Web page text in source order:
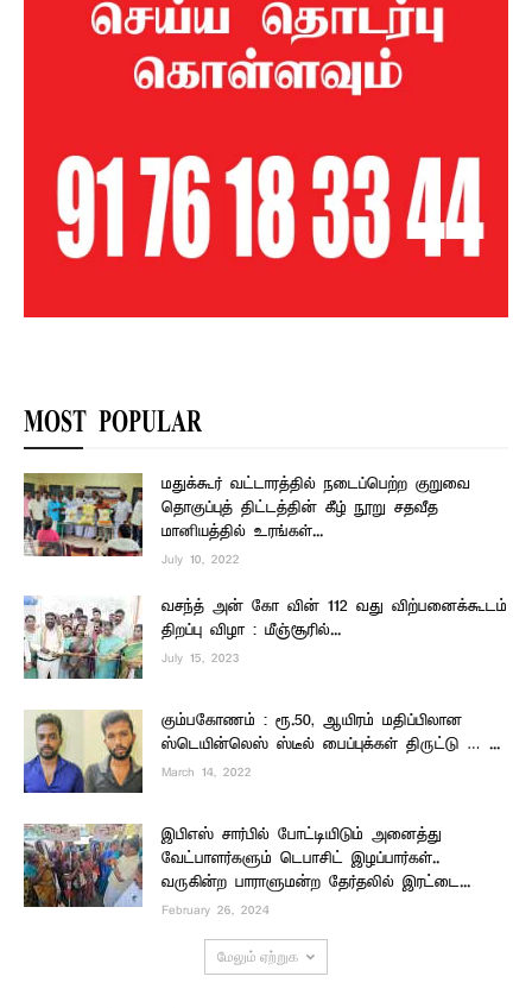
MOST POPULAR
மதுக்கூர் வட்டாரத்தில் நடைப்பெற்ற குறுவை
தொகுப்புத் திட்டத்தின் கீழ் நூறு சதவீத
மானியத்தில் உரங்கள்...
July 10, 2022
வசந்த் அன் கோ வின் 112 வது விற்பனைக்கூடம்
திறப்பு விழா : மீஞ்சூரில்...
July 15, 2023
கும்பகோணம் : ரூ.50, ஆயிரம் மதிப்பிலான
ஸ்டெயின்லெஸ் ஸ்டீல் பைப்புக்கள் திருட்டு … ...
March 14, 2022
இபிஎஸ் சார்பில் போட்டியிடும் அனைத்து
வேட்பாளர்களும் டெபாசிட் இழப்பார்கள்..
வருகின்ற பாராளுமன்ற தேர்தலில் இரட்டை...
February 26, 2024
மேலும் ஏற்றுக